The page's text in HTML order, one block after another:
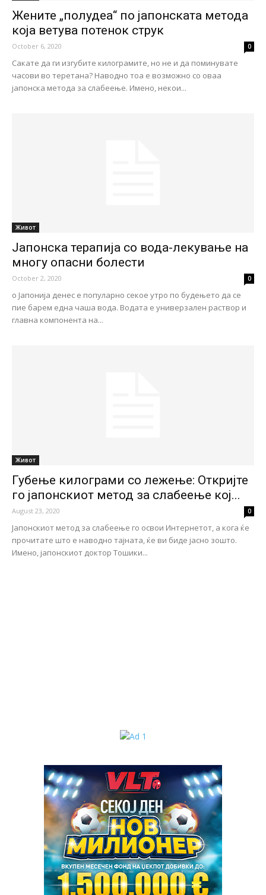
Жените „полудеа“ по јапонската метода
која ветува потенок струк
October 6, 2020 0
Сакате да ги изгубите килограмите, но не и да поминувате
часови во теретана? Наводно тоа е возможно со оваа
јапонска метода за слабеење. Имено, некои...
Живот
Јапонска терапија со вода-лекување на
многу опасни болести
October 2, 2020 0
о Јапонија денес е популарно секое утро по будењето да се
пие барем една чаша вода. Водата е универзален раствор и
главна компонента на...
Живот
Губење килограми со лежење: Откријте
го јапонскиот метод за слабеење кој...
August 23, 2020 0
Јапонскиот метод за слабеење го освои Интернетот, а кога ќе
прочитате што е наводно тајната, ќе ви биде јасно зошто.
Имено, јапонскиот доктор Тошики...